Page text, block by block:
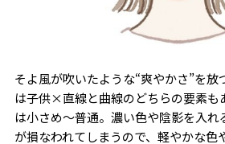
そよ風が吹いたような“爽やかさ”を放
は子供×直線と曲線のどちらの要素も
は小さめ〜普通。濃い色や陰影を入れ
が損なわれてしまうので、軽やかな色